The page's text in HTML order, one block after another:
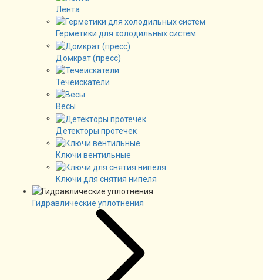
Лента
Герметики для холодильных систем
Домкрат (пресс)
Течеискатели
Весы
Детекторы протечек
Ключи вентильные
Ключи для снятия нипеля
Гидравлические уплотнения